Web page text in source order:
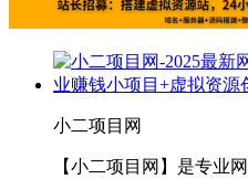
小二项目网
【小二项目网】是专业